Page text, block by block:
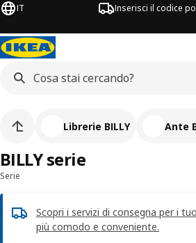
IT Inserisci il codice
Serie
Scopri i servizi di consegna per i
più comodo e conveniente.
BILLY serie
Librerie BILLY Ante